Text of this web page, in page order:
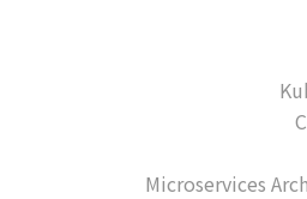
Microservices